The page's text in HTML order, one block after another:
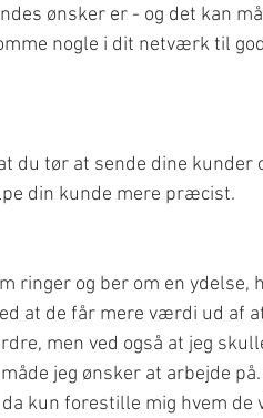
ønsker er - og det kan
nogle i dit netværk til
du tør at sende dine kunder
din kunde mere præcist.
ringer og ber om en ydelse,
at de får mere værdi ud af
men ved også at jeg
jeg ønsker at arbejde
kun forestille mig hvem de